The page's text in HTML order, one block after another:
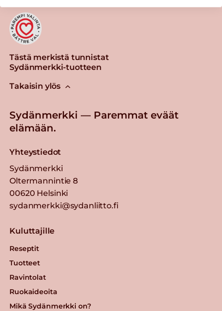
Tästä merkistä tunnistat
Sydänmerkki-tuotteen
Takaisin ylös
Sydänmerkki — Paremmat eväät
elämään.
Yhteystiedot
Sydänmerkki
Oltermannintie 8
00620 Helsinki
sydanmerkki@sydanliitto.fi
Kuluttajille
Reseptit
Tuotteet
Ravintolat
Ruokaideoita
Mikä Sydänmerkki on?